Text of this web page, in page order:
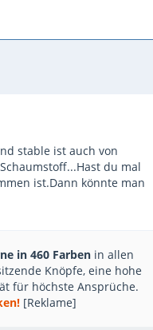
stable ist auch von
du mal
ist.Dann könnte man
in 460 Farben in allen
Knöpfe, eine hohe
für höchste Ansprüche.
[Reklame]